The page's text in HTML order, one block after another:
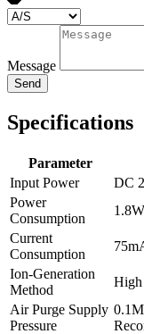
Message
Send
Specifications
Parameter
Input Power
DC
Power
Consumption
Current
Consumption
Ion-Generation
Method
High
Air Purge Supply
Pressure